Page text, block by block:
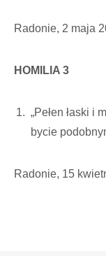
Radonie, 2 maja
HOMILIA 3
„Pełen łaski i
bycie
Radonie, 15